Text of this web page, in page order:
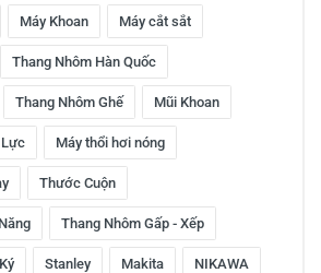
Máy Khoan Máy cắt sắt
Thang Nhôm Hàn Quốc
Thang Nhôm Ghế Mũi Khoan
Lực Máy thổi hơi nóng
Thước Cuộn
Thang Nhôm Gấp - Xếp
Stanley Makita NIKAWA